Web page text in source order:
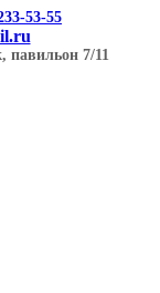
53-55
павильон 7/11